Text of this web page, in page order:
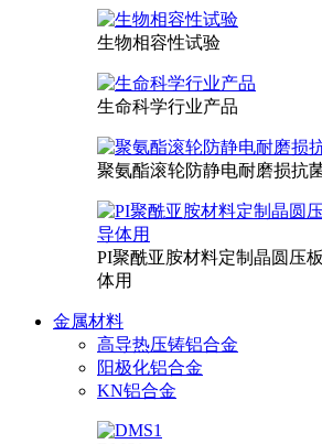
生物相容性试验
生命科学行业产品
聚氨酯滚轮防静电耐磨损抗
PI聚酰亚胺材料定制晶圆压
体用
金属材料
高导热压铸铝合金
阳极化铝合金
KN铝合金